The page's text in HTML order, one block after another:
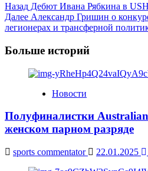
Post
Navigation
Назад Дебют Ивана Рябкина в
Далее Александр Гришин о
легионерах и трансферной
Больше историй
Новости
Полуфиналистки
женском парном разряде
sports commentator 22.01.2025